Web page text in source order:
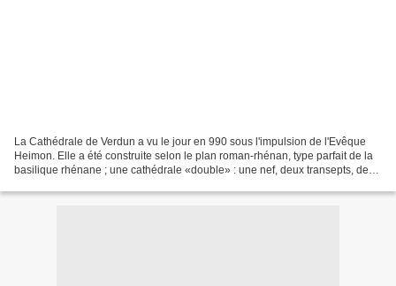
La Cathédrale de Verdun a vu le jour en 990 sous l'impulsion de l'Evêque
Heimon. Elle a été construite selon le plan roman-rhénan, type parfait de la
basilique rhénane ; une cathédrale «double» : une nef, deux transepts, deux